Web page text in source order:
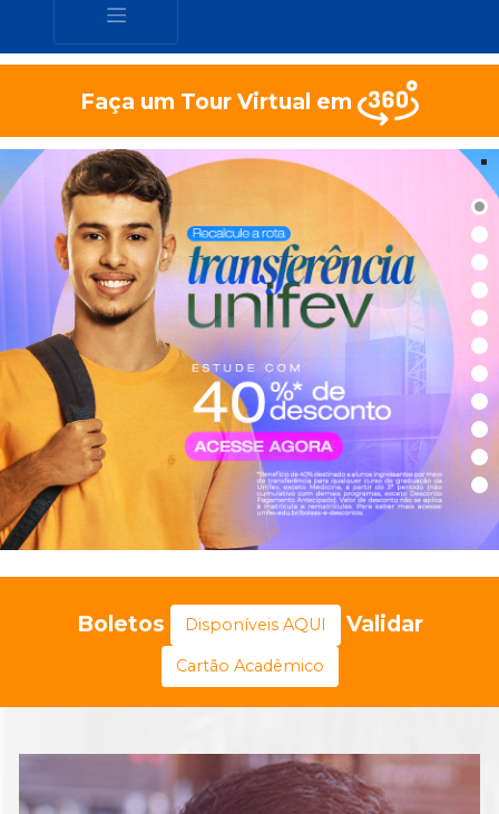
Faça um Tour Virtual em
Boletos Disponíveis AQUI Validar
Cartão Acadêmico